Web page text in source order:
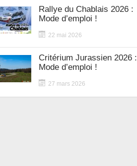
Rallye du Chablais 2026 :
Mode d’emploi !
22 mai 2026
Critérium Jurassien 2026 :
Mode d’emploi !
27 mars 2026